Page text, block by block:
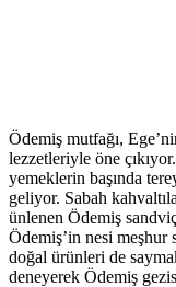
Ödemiş mutfağı,
lezzetleriyle öne
yemeklerin başında
geliyor. Sabah
ünlenen Ödemiş
Ödemiş’in nesi meşhur
doğal ürünleri de
deneyerek Ödemiş